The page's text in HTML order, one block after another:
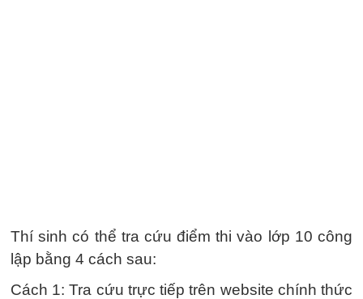
Thí sinh có thể tra cứu điểm thi vào lớp 10 công
lập bằng 4 cách sau:
Cách 1: Tra cứu trực tiếp trên website chính thức